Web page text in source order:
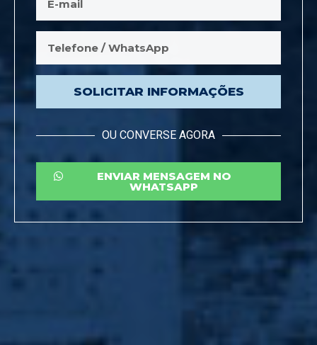
SOLICITAR INFORMAÇÕES
OU CONVERSE AGORA
ENVIAR MENSAGEM NO
WHATSAPP